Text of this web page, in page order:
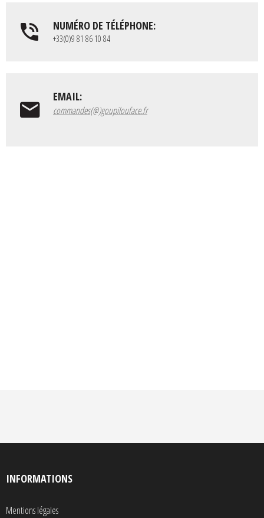
NUMÉRO DE TÉLÉPHONE:
+33(0)9 81 86 10 84
EMAIL:
commandes(@)goupilouface.fr
INFORMATIONS
Mentions légales